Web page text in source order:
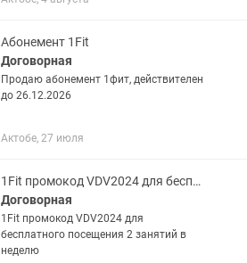
Используйте промокод AYN90 и
Абонемент 1Fit
Договорная
Продаю абонемент 1фит, действителен
до 26.12.2026
Актобе, 27 июля
1Fit промокод VDV2024 для бесплатного посещения 2 занятий в неделю
Договорная
1Fit промокод VDV2024 для
бесплатного посещения 2 занятий в
неделю